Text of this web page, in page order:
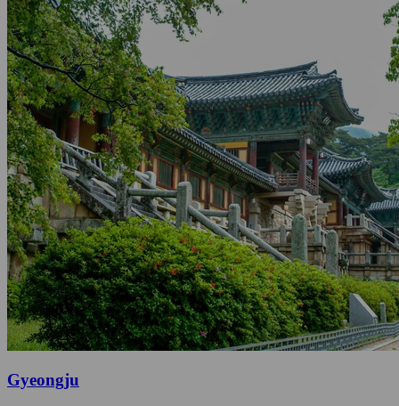
Gyeongju